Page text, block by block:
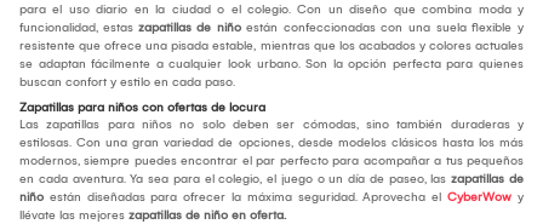
para el uso diario en la ciudad o el colegio. Con un diseño que combina moda y
funcionalidad, estas zapatillas de niño están confeccionadas con una suela flexible y
resistente que ofrece una pisada estable, mientras que los acabados y colores actuales
se adaptan fácilmente a cualquier look urbano. Son la opción perfecta para quienes
buscan confort y estilo en cada paso.
Zapatillas para niños con ofertas de locura
Las zapatillas para niños no solo deben ser cómodas, sino también duraderas y
estilosas. Con una gran variedad de opciones, desde modelos clásicos hasta los más
modernos, siempre puedes encontrar el par perfecto para acompañar a tus pequeños
en cada aventura. Ya sea para el colegio, el juego o un día de paseo, las zapatillas de
niño están diseñadas para ofrecer la máxima seguridad. Aprovecha el CyberWow y
llévate las mejores zapatillas de niño en oferta.